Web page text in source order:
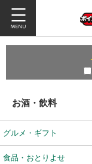
お酒・飲料
グルメ・ギフト
食品・おとりよせ